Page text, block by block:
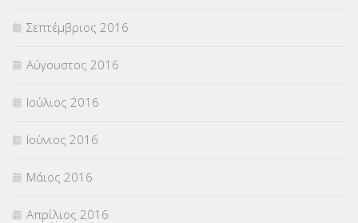
Σεπτέμβριος 2016
Αύγουστος 2016
Ιούλιος 2016
Ιούνιος 2016
Μάιος 2016
Απρίλιος 2016